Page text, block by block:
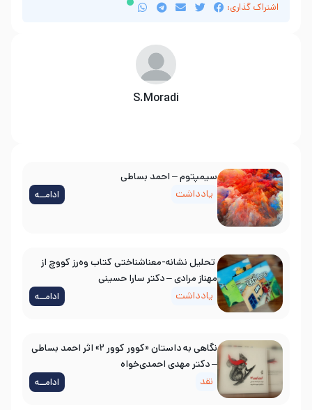
اشتراک گذاری:
S.Moradi
سیمپتوم – احمد بساطی
یادداشت
ادامــه
تحلیل نشانه-معناشناختی کتاب وه‌رز کووچ از
مهناز مرادی – دکتر سارا حسینی
یادداشت
ادامــه
نگاهی به داستان «کوور کوور ۲» اثر احمد بساطی
– دکتر مهدی احمدی‌خواه
نقد
ادامــه